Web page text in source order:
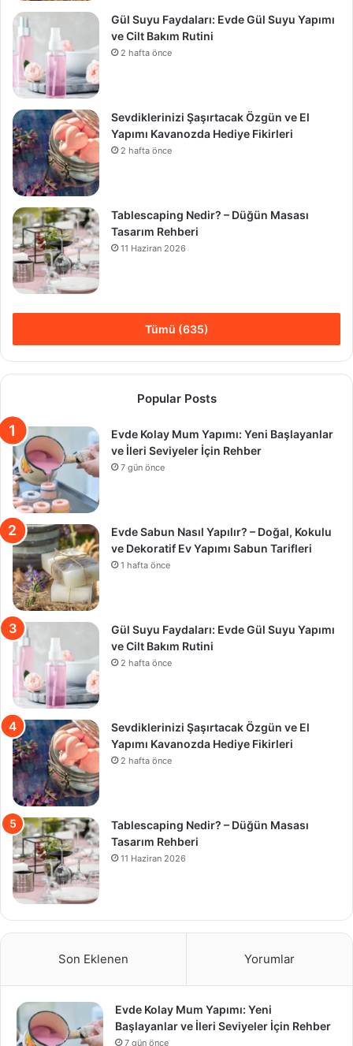
Gül Suyu Faydaları: Evde Gül Suyu Yapımı
ve Cilt Bakım Rutini
2 hafta önce
Sevdiklerinizi Şaşırtacak Özgün ve El
Yapımı Kavanozda Hediye Fikirleri
2 hafta önce
Tablescaping Nedir? – Düğün Masası
Tasarım Rehberi
11 Haziran 2026
Tümü (635)
Popular Posts
Evde Kolay Mum Yapımı: Yeni Başlayanlar
ve İleri Seviyeler İçin Rehber
7 gün önce
Evde Sabun Nasıl Yapılır? – Doğal, Kokulu
ve Dekoratif Ev Yapımı Sabun Tarifleri
1 hafta önce
Gül Suyu Faydaları: Evde Gül Suyu Yapımı
ve Cilt Bakım Rutini
2 hafta önce
Sevdiklerinizi Şaşırtacak Özgün ve El
Yapımı Kavanozda Hediye Fikirleri
2 hafta önce
Tablescaping Nedir? – Düğün Masası
Tasarım Rehberi
11 Haziran 2026
Son Eklenen Yorumlar
Evde Kolay Mum Yapımı: Yeni
Başlayanlar ve İleri Seviyeler İçin Rehber
7 gün önce